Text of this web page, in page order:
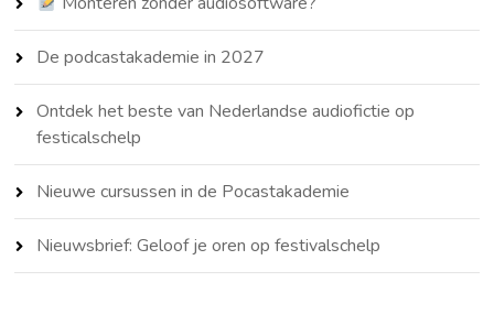
De podcastakademie in 2027
Ontdek het beste van Nederlandse audiofictie op
festicalschelp
Nieuwe cursussen in de Pocastakademie
Nieuwsbrief: Geloof je oren op festivalschelp